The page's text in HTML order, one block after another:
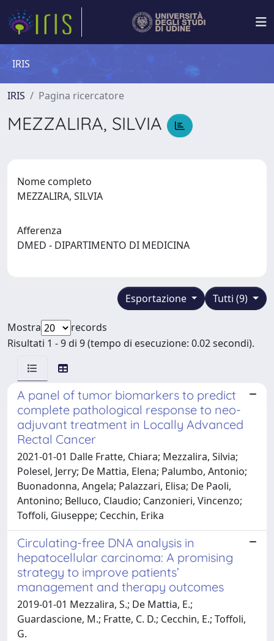
IRIS
IRIS Pagina ricercatore
MEZZALIRA, SILVIA
Nome completo
MEZZALIRA, SILVIA
Afferenza
DMED - DIPARTIMENTO DI MEDICINA
Tutti (9)
Esportazione
Mostra
records
Risultati 1 - 9 di 9 (tempo di esecuzione: 0.02 secondi).
A panel of tumor biomarkers to predict
complete pathological response to neo-
adjuvant treatment in Locally Advanced
Rectal Cancer
2021-01-01 Dalle Fratte, Chiara; Mezzalira, Silvia;
Polesel, Jerry; De Mattia, Elena; Palumbo, Antonio;
Buonadonna, Angela; Palazzari, Elisa; De Paoli,
Antonino; Belluco, Claudio; Canzonieri, Vincenzo;
Toffoli, Giuseppe; Cecchin, Erika
Circulating-free DNA analysis in
hepatocellular carcinoma: A promising
strategy to improve patients’
management and therapy outcomes
2019-01-01 Mezzalira, S.; De Mattia, E.;
Guardascione, M.; Fratte, C. D.; Cecchin, E.; Toffoli,
G.